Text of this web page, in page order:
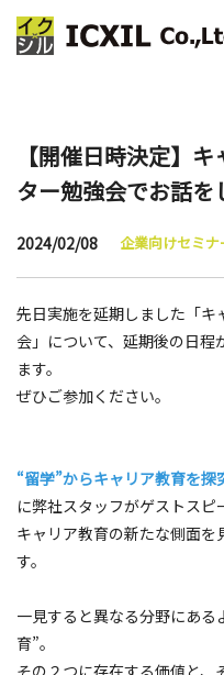
【開催日時決定】
ター勉強会でお話を
2024/02/08 企業向けセミ
先日実施を延期しました「
会」について、延期後の日程
ます。
ぜひご参加ください。
“留学”からキャリア教育を探
に弊社スタッフがゲストスピ
キャリア教育の新たな側面
す。
一見すると異なる分野にある
育”。
その２つに存在する価値と、